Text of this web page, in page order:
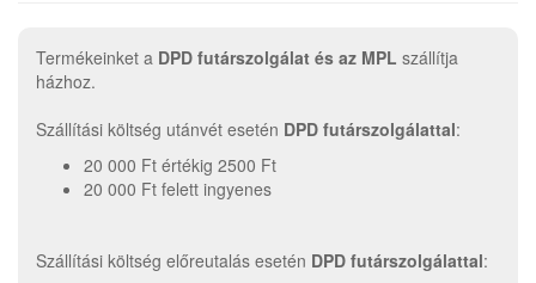
Termékeinket a DPD futárszolgálat és az MPL szállítja
házhoz.
Szállítási költség utánvét esetén DPD futárszolgálattal:
20 000 Ft értékig 2500 Ft
20 000 Ft felett ingyenes
Szállítási költség előreutalás esetén DPD futárszolgálattal: